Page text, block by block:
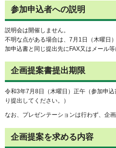
参加申込者への説明
説明会は開催しません。
不明な点がある場合は、7月1日（木曜日
加申込書と同じ提出先にFAX又はメール等
企画提案書提出期限
令和3年7月8日（木曜日）正午（参加申
り提出してください。）
なお、プレゼンテーションは行わず、企
企画提案を求める内容